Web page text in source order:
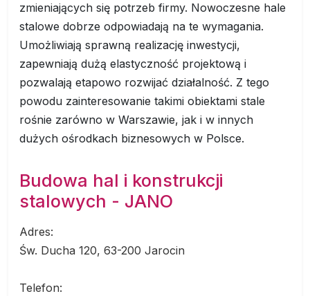
zmieniających się potrzeb firmy. Nowoczesne hale
stalowe dobrze odpowiadają na te wymagania.
Umożliwiają sprawną realizację inwestycji,
zapewniają dużą elastyczność projektową i
pozwalają etapowo rozwijać działalność. Z tego
powodu zainteresowanie takimi obiektami stale
rośnie zarówno w Warszawie, jak i w innych
dużych ośrodkach biznesowych w Polsce.
Budowa hal i konstrukcji
stalowych - JANO
Adres:
Św. Ducha 120, 63-200 Jarocin
Telefon: